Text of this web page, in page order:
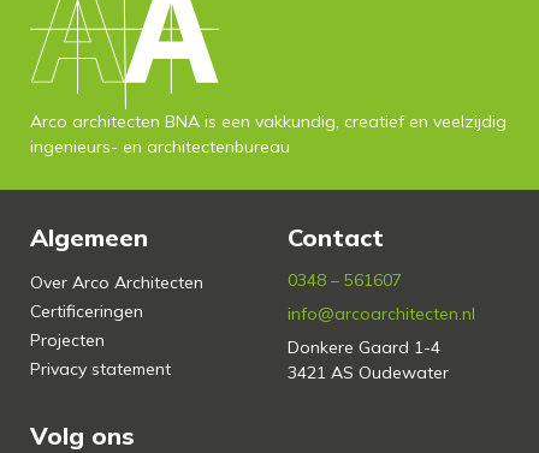
Arco architecten BNA is een vakkundig, creatief en veelzijdig
ingenieurs- en architectenbureau
Algemeen
Over Arco Architecten
Certificeringen
Projecten
Privacy statement
Contact
0348 – 561607
info@arcoarchitecten.nl
Donkere Gaard 1-4
3421 AS Oudewater
Volg ons